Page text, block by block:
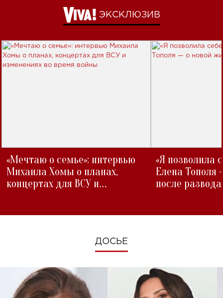
ЭКСКЛЮЗИВ
«Мечтаю о семье»: интервью
Михаила Хомы о планах,
концертах для ВСУ и
«Я позволила
Елена Тополя
после развода
ДОСЬЕ